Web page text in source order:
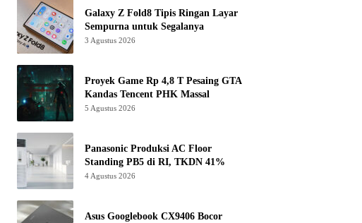
Galaxy Z Fold8 Tipis Ringan Layar
Sempurna untuk Segalanya
3 Agustus 2026
Proyek Game Rp 4,8 T Pesaing GTA
Kandas Tencent PHK Massal
5 Agustus 2026
Panasonic Produksi AC Floor
Standing PB5 di RI, TKDN 41%
4 Agustus 2026
Asus Googlebook CX9406 Bocor